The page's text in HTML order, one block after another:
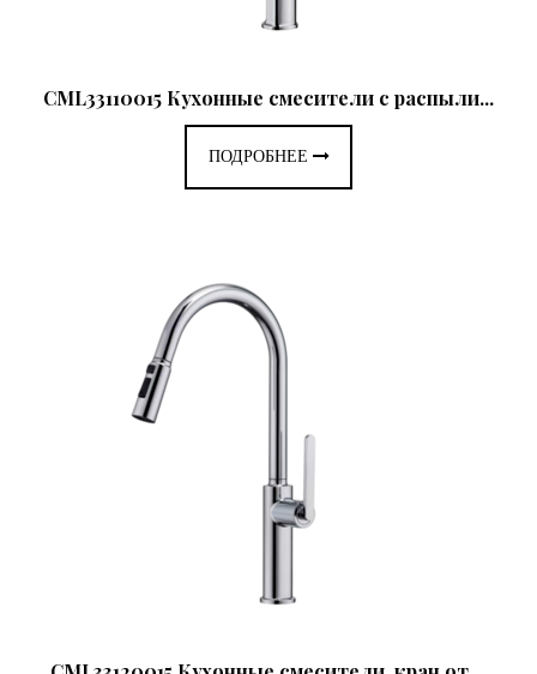
CML33110015 Кухонные смесители с распыли...
ПОДРОБНЕЕ